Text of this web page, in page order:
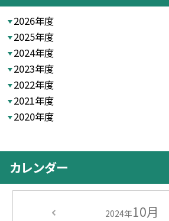
2026年度
2025年度
2024年度
2023年度
2022年度
2021年度
2020年度
カレンダー
2024年10月